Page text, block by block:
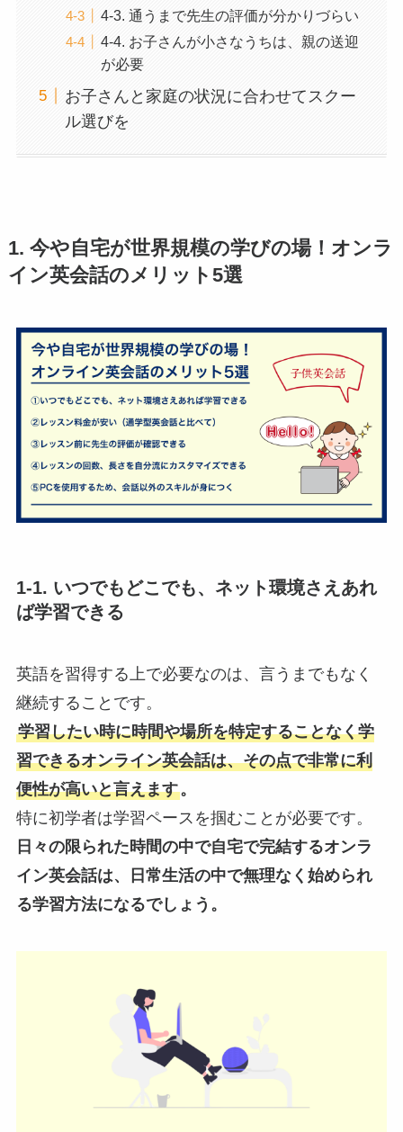
4-3. 通うまで先生の評価が分かりづらい
4-4. お子さんが小さなうちは、親の送迎
が必要
お子さんと家庭の状況に合わせてスクー
ル選びを
1. 今や自宅が世界規模の学びの場！オンラ
イン英会話のメリット5選
1-1. いつでもどこでも、ネット環境さえあれ
ば学習できる
英語を習得する上で必要なのは、言うまでもなく
継続することです。
学習したい時に時間や場所を特定することなく学
習できるオンライン英会話は、その点で非常に利
便性が高いと言えます。
特に初学者は学習ペースを掴むことが必要です。
日々の限られた時間の中で自宅で完結するオンラ
イン英会話は、日常生活の中で無理なく始められ
る学習方法になるでしょう。